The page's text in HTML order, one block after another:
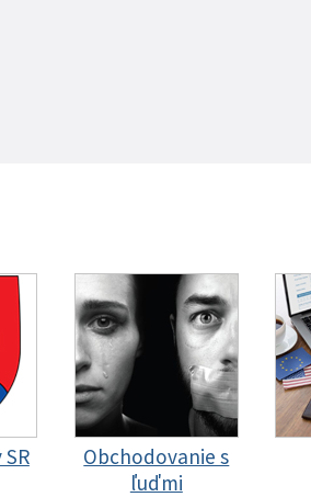
Obchodovanie s
ľuďmi